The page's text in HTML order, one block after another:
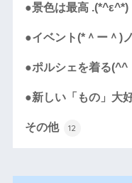
●景色は最高 .(*^ε^*)
●イベント(*＾ー＾)ノ
●ポルシェを着る(^^
●新しい「もの」大
その他 12